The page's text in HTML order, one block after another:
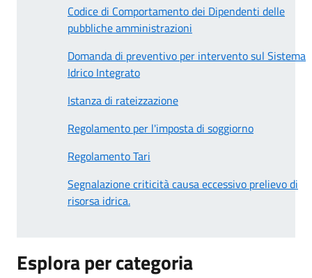
Codice di Comportamento dei Dipendenti delle
pubbliche amministrazioni
Domanda di preventivo per intervento sul Sistema
Idrico Integrato
Istanza di rateizzazione
Regolamento per l'imposta di soggiorno
Regolamento Tari
Segnalazione criticità causa eccessivo prelievo di
risorsa idrica.
Esplora per categoria